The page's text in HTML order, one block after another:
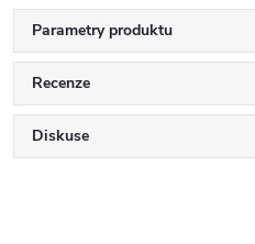
Parametry produktu
Recenze
Diskuse